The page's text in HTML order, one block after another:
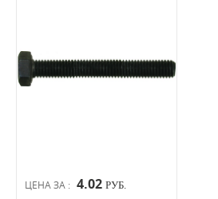
ЦЕНА ЗА : 4.02 РУБ.